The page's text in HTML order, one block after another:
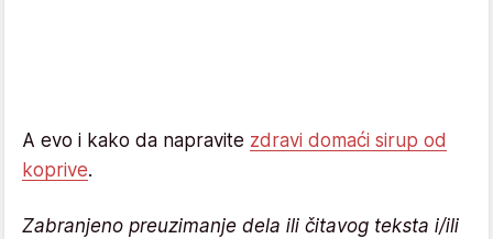
A evo i kako da napravite zdravi domaći sirup od
koprive.
Zabranjeno preuzimanje dela ili čitavog teksta i/ili